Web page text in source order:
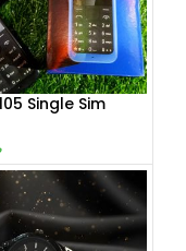
Single Sim